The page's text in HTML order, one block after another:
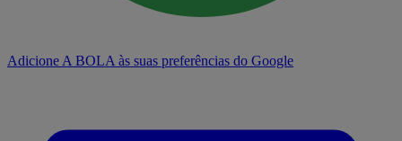
Adicione A BOLA às suas preferências do Google